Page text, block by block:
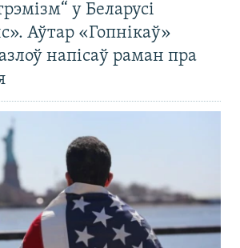
у Беларусі
Аўтар «Гопнікаў»
напісаў раман пра